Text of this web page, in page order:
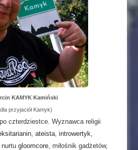
KAMYK Kamiński
przyjaciół Kamyk)
czterdziestce. Wyznawca religii
,ateista ,introwertyk
nurtugloomcore , miłośnik gadżetów,